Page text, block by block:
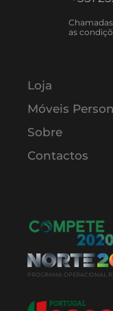
as
Loja
Móveis
Sobre
Contactos
PROGRAMA OPERACIONAL